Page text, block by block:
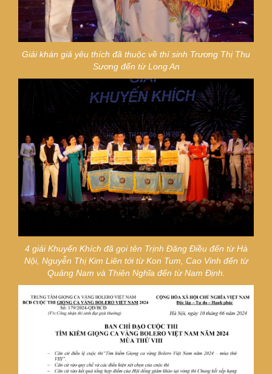
Giải khán giả yêu thích đã thuộc về thí sinh Trương Thị Thu
Sương đến từ Long An
4 giải Khuyến Khích đã gọi tên Trịnh Đăng Điều đến từ Hà
Nội, Nguyễn Thị Kim Liên tới từ Kon Tum, Cao Vinh đến từ
Quảng Nam và Thiên Nghĩa đến từ Nam Định.